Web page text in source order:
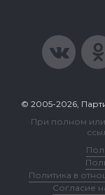
© 2005-2026,
При полном или
Политика в
Согласие